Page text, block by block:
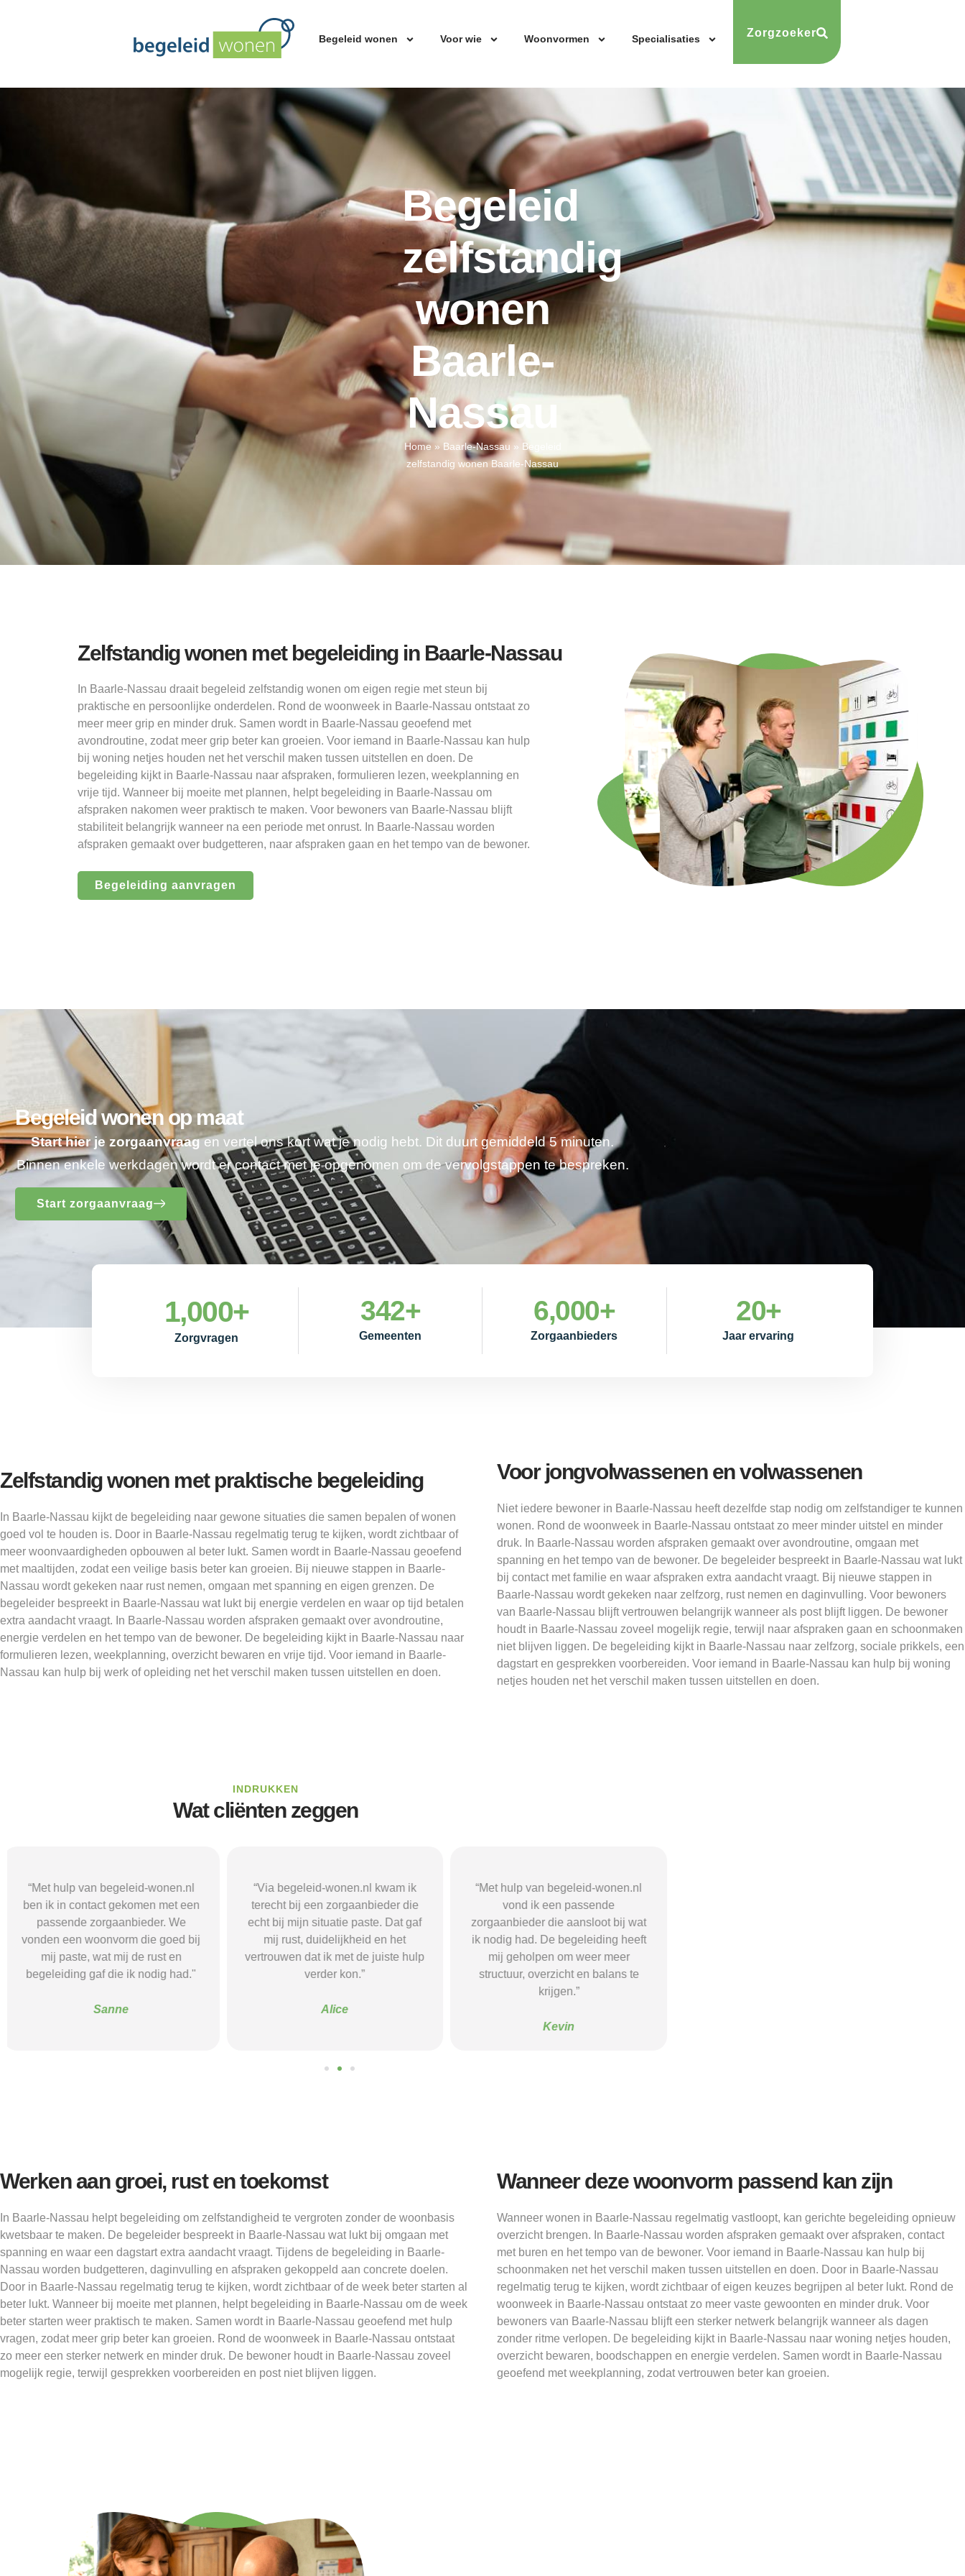
Begeleid wonen Voor wie Woonvormen Specialisaties Zorgzoeker
Begeleid
zelfstandig
wonen
Baarle-
Nassau
Home » Baarle-Nassau » Begeleid
zelfstandig wonen Baarle-Nassau
Zelfstandig wonen met begeleiding in Baarle-Nassau
In Baarle-Nassau draait begeleid zelfstandig wonen om eigen regie met steun bij
praktische en persoonlijke onderdelen. Rond de woonweek in Baarle-Nassau ontstaat zo
meer meer grip en minder druk. Samen wordt in Baarle-Nassau geoefend met
avondroutine, zodat meer grip beter kan groeien. Voor iemand in Baarle-Nassau kan hulp
bij woning netjes houden net het verschil maken tussen uitstellen en doen. De
begeleiding kijkt in Baarle-Nassau naar afspraken, formulieren lezen, weekplanning en
vrije tijd. Wanneer bij moeite met plannen, helpt begeleiding in Baarle-Nassau om
afspraken nakomen weer praktisch te maken. Voor bewoners van Baarle-Nassau blijft
stabiliteit belangrijk wanneer na een periode met onrust. In Baarle-Nassau worden
afspraken gemaakt over budgetteren, naar afspraken gaan en het tempo van de bewoner.
Begeleiding aanvragen
Begeleid wonen op maat
Start hier je zorgaanvraagen vertel ons kort wat je nodig hebt. Dit duurt gemiddeld 5 minuten.
Binnen enkele werkdagen wordt er contact met je opgenomen om de vervolgstappen te bespreken.
Start zorgaanvraag
Zorgvragen
1,000+
Gemeenten
342+
Zorgaanbieders
6,000+
Jaar ervaring
20+
Zelfstandig wonen met praktische begeleiding
In Baarle-Nassau kijkt de begeleiding naar gewone situaties die samen bepalen of wonen
goed vol te houden is. Door in Baarle-Nassau regelmatig terug te kijken, wordt zichtbaar of
meer woonvaardigheden opbouwen al beter lukt. Samen wordt in Baarle-Nassau geoefend
met maaltijden, zodat een veilige basis beter kan groeien. Bij nieuwe stappen in Baarle-
Nassau wordt gekeken naar rust nemen, omgaan met spanning en eigen grenzen. De
begeleider bespreekt in Baarle-Nassau wat lukt bij energie verdelen en waar op tijd betalen
extra aandacht vraagt. In Baarle-Nassau worden afspraken gemaakt over avondroutine,
energie verdelen en het tempo van de bewoner. De begeleiding kijkt in Baarle-Nassau naar
formulieren lezen, weekplanning, overzicht bewaren en vrije tijd. Voor iemand in Baarle-
Nassau kan hulp bij werk of opleiding net het verschil maken tussen uitstellen en doen.
Voor jongvolwassenen en volwassenen
Niet iedere bewoner in Baarle-Nassau heeft dezelfde stap nodig om zelfstandiger te kunnen
wonen. Rond de woonweek in Baarle-Nassau ontstaat zo meer minder uitstel en minder
druk. In Baarle-Nassau worden afspraken gemaakt over avondroutine, omgaan met
spanning en het tempo van de bewoner. De begeleider bespreekt in Baarle-Nassau wat lukt
bij contact met familie en waar afspraken extra aandacht vraagt. Bij nieuwe stappen in
Baarle-Nassau wordt gekeken naar zelfzorg, rust nemen en daginvulling. Voor bewoners
van Baarle-Nassau blijft vertrouwen belangrijk wanneer als post blijft liggen. De bewoner
houdt in Baarle-Nassau zoveel mogelijk regie, terwijl naar afspraken gaan en schoonmaken
niet blijven liggen. De begeleiding kijkt in Baarle-Nassau naar zelfzorg, sociale prikkels, een
dagstart en gesprekken voorbereiden. Voor iemand in Baarle-Nassau kan hulp bij woning
netjes houden net het verschil maken tussen uitstellen en doen.
INDRUKKEN
Wat cliënten zeggen
“Via begeleid-wonen.nl kwam ik
terecht bij een zorgaanbieder die
echt bij mijn situatie paste. Dat gaf
mij rust, duidelijkheid en het
vertrouwen dat ik met de juiste hulp
verder kon.”
Alice
“Met hulp van begeleid-wonen.nl
vond ik een passende
zorgaanbieder die aansloot bij wat
ik nodig had. De begeleiding heeft
mij geholpen om weer meer
structuur, overzicht en balans te
“Met hulp van begeleid-wonen.nl
ben ik in contact gekomen met een
passende zorgaanbieder. We
vonden een woonvorm die goed bij
mij paste, wat mij de rust en
begeleiding gaf die ik nodig had."
Werken aan groei, rust en toekomst
In Baarle-Nassau helpt begeleiding om zelfstandigheid te vergroten zonder de woonbasis
kwetsbaar te maken. De begeleider bespreekt in Baarle-Nassau wat lukt bij omgaan met
spanning en waar een dagstart extra aandacht vraagt. Tijdens de begeleiding in Baarle-
Nassau worden budgetteren, daginvulling en afspraken gekoppeld aan concrete doelen.
Door in Baarle-Nassau regelmatig terug te kijken, wordt zichtbaar of de week beter starten al
beter lukt. Wanneer bij moeite met plannen, helpt begeleiding in Baarle-Nassau om de week
beter starten weer praktisch te maken. Samen wordt in Baarle-Nassau geoefend met hulp
vragen, zodat meer grip beter kan groeien. Rond de woonweek in Baarle-Nassau ontstaat
zo meer een sterker netwerk en minder druk. De bewoner houdt in Baarle-Nassau zoveel
mogelijk regie, terwijl gesprekken voorbereiden en post niet blijven liggen.
Wanneer deze woonvorm passend kan zijn
Wanneer wonen in Baarle-Nassau regelmatig vastloopt, kan gerichte begeleiding opnieuw
overzicht brengen. In Baarle-Nassau worden afspraken gemaakt over afspraken, contact
met buren en het tempo van de bewoner. Voor iemand in Baarle-Nassau kan hulp bij
schoonmaken net het verschil maken tussen uitstellen en doen. Door in Baarle-Nassau
regelmatig terug te kijken, wordt zichtbaar of eigen keuzes begrijpen al beter lukt. Rond de
woonweek in Baarle-Nassau ontstaat zo meer vaste gewoonten en minder druk. Voor
bewoners van Baarle-Nassau blijft een sterker netwerk belangrijk wanneer als dagen
zonder ritme verlopen. De begeleiding kijkt in Baarle-Nassau naar woning netjes houden,
overzicht bewaren, boodschappen en energie verdelen. Samen wordt in Baarle-Nassau
geoefend met weekplanning, zodat vertrouwen beter kan groeien.